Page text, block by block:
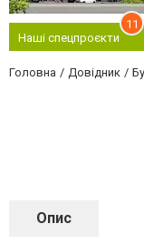
Наші спецпроєкти
11
Головна Довідник
Опис